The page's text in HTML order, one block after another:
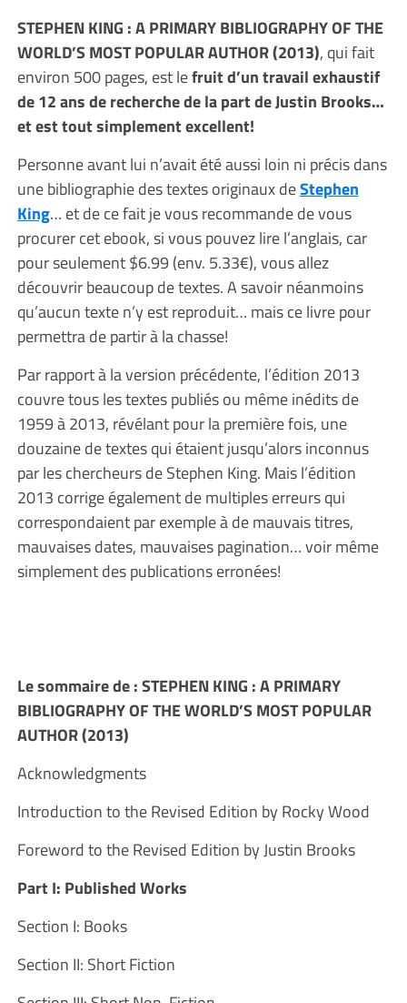
STEPHEN KING : A PRIMARY BIBLIOGRAPHY OF THE
WORLD’S MOST POPULAR AUTHOR (2013), qui fait
environ 500 pages, est lefruit d’un travail exhaustif
de 12 ans de recherche de la part de Justin Brooks…
et est tout simplement excellent!
Personne avant lui n’avait été aussi loin ni précis dans
une bibliographie des textes originaux deStephen
King… et de ce fait je vous recommande de vous
procurer cet ebook, si vous pouvez lire l’anglais, car
pour seulement $6.99 (env. 5.33€), vous allez
découvrir beaucoup de textes. A savoir néanmoins
qu’aucun texte n’y est reproduit… mais ce livre pour
permettra de partir à la chasse!
Par rapport à la version précédente, l’édition 2013
couvre tous les textes publiés ou même inédits de
1959 à 2013, révélant pour la première fois, une
douzaine de textes qui étaient jusqu’alors inconnus
par les chercheurs de Stephen King. Mais l’édition
2013 corrige également de multiples erreurs qui
correspondaient par exemple à de mauvais titres,
mauvaises dates, mauvaises pagination… voir même
simplement des publications erronées!
Le sommaire de : STEPHEN KING : A PRIMARY
BIBLIOGRAPHY OF THE WORLD’S MOST POPULAR
AUTHOR (2013)
Acknowledgments
Introduction to the Revised Edition by Rocky Wood
Foreword to the Revised Edition by Justin Brooks
Part I: Published Works
Section I: Books
Section II: Short Fiction